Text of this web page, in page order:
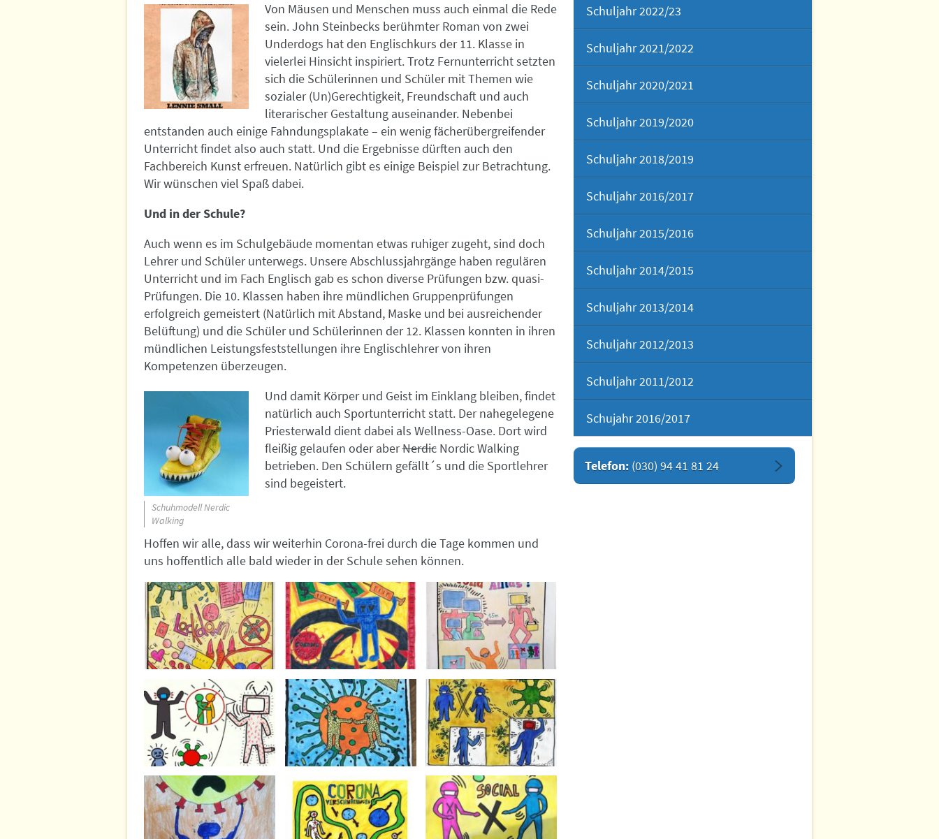
Von Mäusen und Menschen muss auch einmal die Rede
sein. John Steinbecks berühmter Roman von zwei
Underdogs hat den Englischkurs der 11. Klasse in
vielerlei Hinsicht inspiriert. Trotz Fernunterricht setzten
sich die Schülerinnen und Schüler mit Themen wie
sozialer (Un)Gerechtigkeit, Freundschaft und auch
literarischer Gestaltung auseinander. Nebenbei
entstanden auch einige Fahndungsplakate – ein wenig fächerübergreifender
Unterricht findet also auch statt. Und die Ergebnisse dürften auch den
Fachbereich Kunst erfreuen. Natürlich gibt es einige Beispiel zur Betrachtung.
Wir wünschen viel Spaß dabei.
Und in der Schule?
Auch wenn es im Schulgebäude momentan etwas ruhiger zugeht, sind doch
Lehrer und Schüler unterwegs. Unsere Abschlussjahrgänge haben regulären
Unterricht und im Fach Englisch gab es schon diverse Prüfungen bzw. quasi-
Prüfungen. Die 10. Klassen haben ihre mündlichen Gruppenprüfungen
erfolgreich gemeistert (Natürlich mit Abstand, Maske und bei ausreichender
Belüftung) und die Schüler und Schülerinnen der 12. Klassen konnten in ihren
mündlichen Leistungsfeststellungen ihre Englischlehrer von ihren
Kompetenzen überzeugen.
Schuhmodell Nerdic
Walking
Und damit Körper und Geist im Einklang bleiben, findet
natürlich auch Sportunterricht statt. Der nahegelegene
Priesterwald dient dabei als Wellness-Oase. Dort wird
fleißig gelaufen oder aberNerdicNordic Walking
betrieben. Den Schülern gefällt´s und die Sportlehrer
sind begeistert.
Hoffen wir alle, dass wir weiterhin Corona-frei durch die Tage kommen und
uns hoffentlich alle bald wieder in der Schule sehen können.
Schuljahr 2022/23
Schuljahr 2021/2022
Schuljahr 2020/2021
Schuljahr 2019/2020
Schuljahr 2018/2019
Schuljahr 2016/2017
Schuljahr 2015/2016
Schuljahr 2014/2015
Schuljahr 2013/2014
Schuljahr 2012/2013
Schuljahr 2011/2012
Schujahr 2016/2017
Telefon: (030) 94 41 81 24